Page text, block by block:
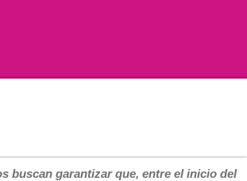
buscan garantizar que, entre el inicio del